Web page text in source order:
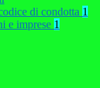
di condotta 1
e imprese 1